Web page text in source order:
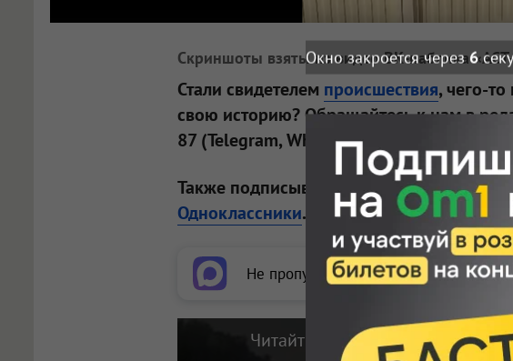
Скриншоты взяты из видео ВК-паблика
Стали свидетелем происшествия, чего-
свою историю? Обращайтесь к нам в
87 (Telegram, WhatsApp).
Также подписывайтесь на наши соцсети:
Одноклассники.
Не пропускайте важное — узнавайте
Читайте также на портале
Окно закроется через4